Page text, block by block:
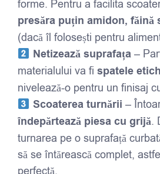
forme. Pentru a facilita
presăra puțin amidon, făină
(dacă îl folosești pentru
Netizează suprafața–
materialului va fi spatele
nivelează-o pentru un finisaj
Scoaterea turnării –
îndepărtează piesa cu grijă.
turnarea pe o suprafață
să se întărească complet,
perfectă.